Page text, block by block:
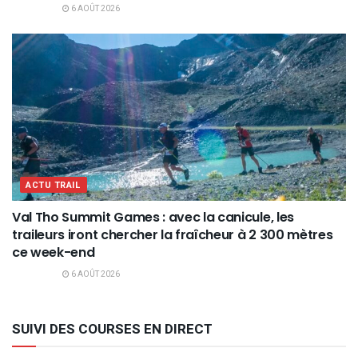
6 AOÛT 2026
ACTU TRAIL
Val Tho Summit Games : avec la canicule, les
traileurs iront chercher la fraîcheur à 2 300 mètres
ce week-end
6 AOÛT 2026
SUIVI DES COURSES EN DIRECT